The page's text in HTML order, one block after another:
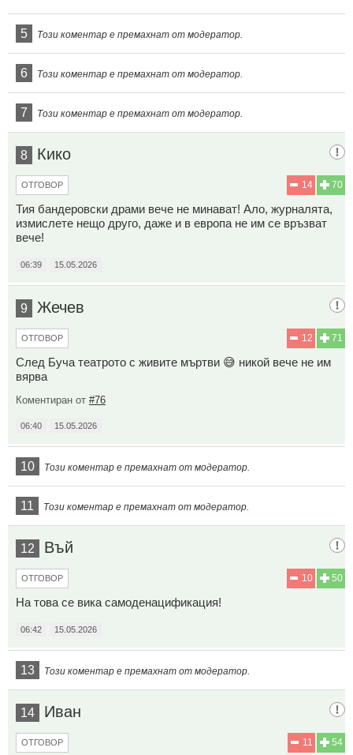
5 Този коментар е премахнат от модератор.
6 Този коментар е премахнат от модератор.
7 Този коментар е премахнат от модератор.
8 Кико
70
14
ОТГОВОР
Тия бандеровски драми вече не минават! Ало, журналята,
измислете нещо друго, даже и в европа не им се връзват
вече!
06:39 15.05.2026
9 Жечев
71
12
ОТГОВОР
След Буча театрото с живите мъртви 😅 никой вече не им
вярва
Коментиран от #76
06:40 15.05.2026
10 Този коментар е премахнат от модератор.
11 Този коментар е премахнат от модератор.
12 Въй
50
10
ОТГОВОР
На това се вика самоденацификация!
06:42 15.05.2026
13 Този коментар е премахнат от модератор.
14 Иван
54
11
ОТГОВОР